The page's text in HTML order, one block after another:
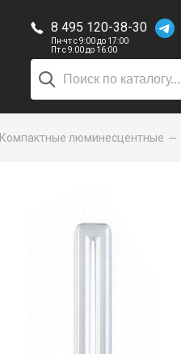
8 495 120-38-30
Пн-чт с 9:00 до 17:00
Пт с 9:00 до 16:00
Компактные люминесцентные